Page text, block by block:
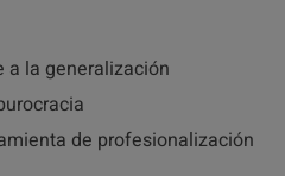
a la generalización
de profesionalización